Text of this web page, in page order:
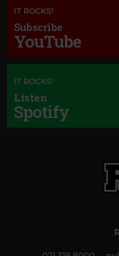
THE LAND
IT ROCKS!
Subscribe
YouTube
IT ROCKS!
Listen
Spotify